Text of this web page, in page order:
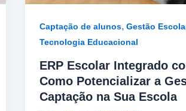
Captação de alunos,Gestão
Tecnologia Educacional
ERP Escolar Integrado
Como Potencializar a
Captação na Sua Escola